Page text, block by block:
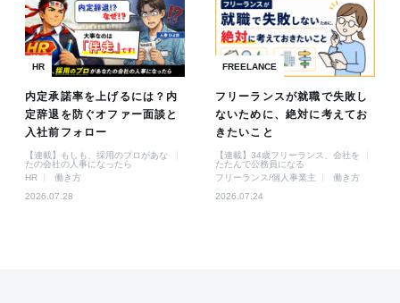
HR
内定承諾率を上げるには？内
定辞退を防ぐオファー面談と
入社前フォロー
【連載】もしも、採用のプロがあな
たの会社の人事になったら
HR
働き方
2026.07.28
FREELANCE
フリーランスが就職で失敗し
ないために、絶対に考えてお
きたいこと
【連載】34歳フリーランス、会社を
たたんで公務員になる
フリーランス/個人事業主
働き方
2026.07.24